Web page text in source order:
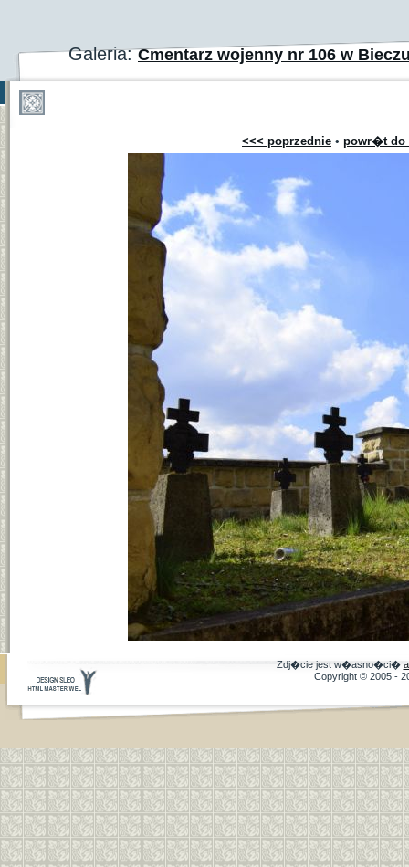
Galeria:Cmentarz wojenny nr 106 w
<<< poprzednie • powr�t do
Zdj�cie jest w�asno�ci�
Copyright © 2005 -